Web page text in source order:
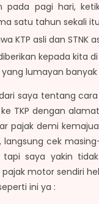
pada pagi hari,
satu tahun sekali
KTP asli dan STNK
kepada kita
lumayan banyak
saya tentang
TKP dengan
pajak demi
langsung cek
saya yakin
motor sendiri
ini ya :